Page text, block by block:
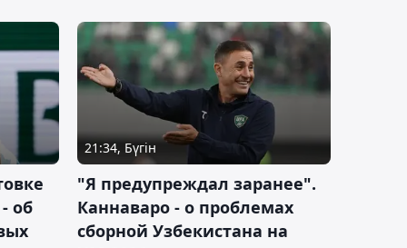
об
21:34, Бүгін
"Я предупреждал заранее".
Каннаваро - о проблемах
сборной Узбекистана на